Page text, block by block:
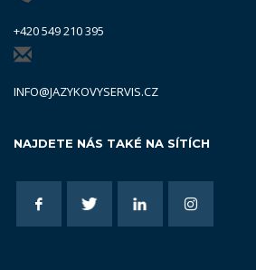
+420 549 210 395
INFO@JAZYKOVYSERVIS.CZ
NAJDETE NÁS TAKÉ NA SÍTÍCH